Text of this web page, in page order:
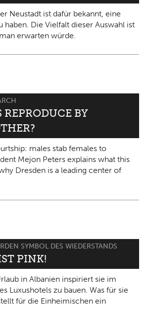
Neustadt ist dafür bekannt, eine
haben. Die Vielfalt dieser Auswahl ist
erwarten würde.
REPRODUCE BY
males stab females to
Mejon Peters explains what this
Dresden is a leading center of
SYMBOL DES WIEDERSTANDS
PINK!
in Albanien inspiriert sie im
Luxushotels zu bauen. Was für sie
für die Einheimischen ein